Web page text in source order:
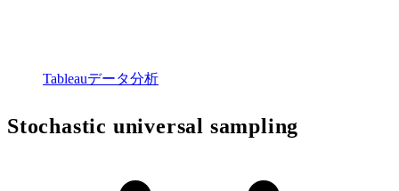
Tableauデータ分析
Stochastic universal sampling